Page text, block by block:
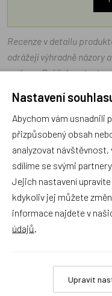
Recenze v detailu
odrážejí výhradně názory
e-shopu Dráček.cz texty
Zatím zde nejsou
Recenze
Nastavení
Abychom vám usnadnili
přizpůsobený obsah
analyzovat
sdílíme se svými
Jejich nastavení
kdykoliv jej můžete
informace najdete v
údajů
Upravit